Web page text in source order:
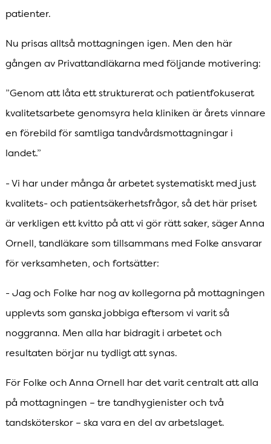
patienter.
Nu prisas alltså mottagningen igen. Men den här
gången av Privattandläkarna med följande motivering:
”Genom att låta ett strukturerat och patientfokuserat
kvalitetsarbete genomsyra hela kliniken är årets vinnare
en förebild för samtliga tandvårdsmottagningar i
landet.”
- Vi har under många år arbetet systematiskt med just
kvalitets- och patientsäkerhetsfrågor, så det här priset
är verkligen ett kvitto på att vi gör rätt saker, säger Anna
Ornell, tandläkare som tillsammans med Folke ansvarar
för verksamheten, och fortsätter:
- Jag och Folke har nog av kollegorna på mottagningen
upplevts som ganska jobbiga eftersom vi varit så
noggranna. Men alla har bidragit i arbetet och
resultaten börjar nu tydligt att synas.
För Folke och Anna Ornell har det varit centralt att alla
på mottagningen – tre tandhygienister och två
tandsköterskor – ska vara en del av arbetslaget.